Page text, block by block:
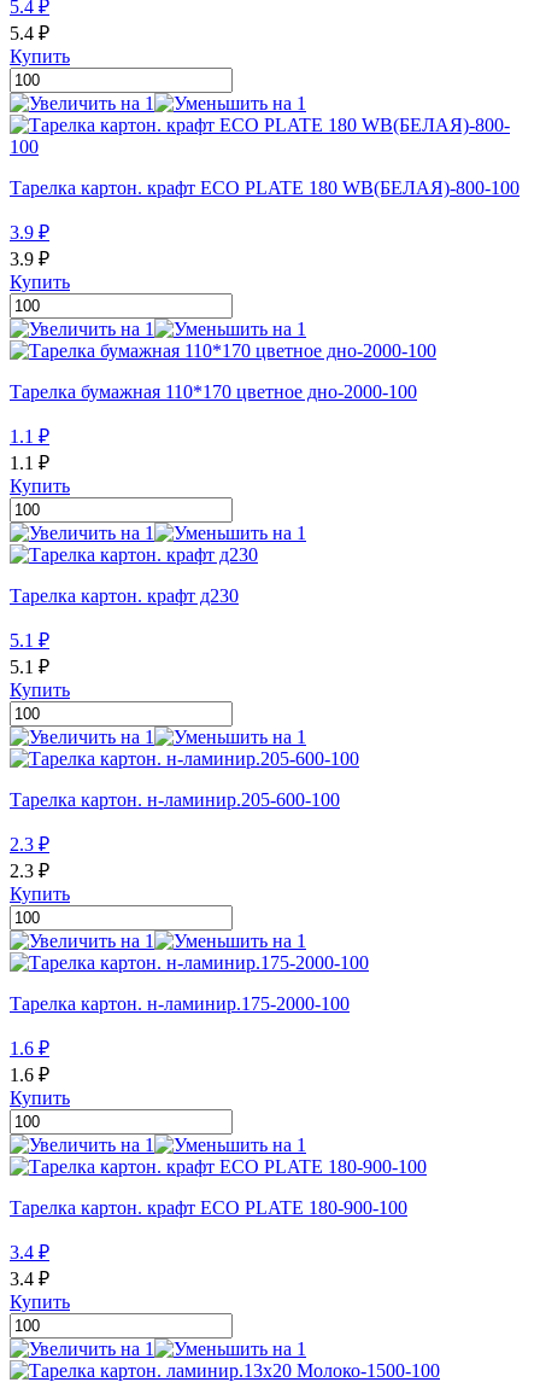
5.4 ₽
5.4 ₽
Купить
Тарелка картон. крафт ECO PLATE 180 WB(БЕЛАЯ)-800-100
3.9 ₽
3.9 ₽
Купить
Тарелка бумажная 110*170 цветное дно-2000-100
1.1 ₽
1.1 ₽
Купить
Тарелка картон. крафт д230
5.1 ₽
5.1 ₽
Купить
Тарелка картон. н-ламинир.205-600-100
2.3 ₽
2.3 ₽
Купить
Тарелка картон. н-ламинир.175-2000-100
1.6 ₽
1.6 ₽
Купить
Тарелка картон. крафт ECO PLATE 180-900-100
3.4 ₽
3.4 ₽
Купить